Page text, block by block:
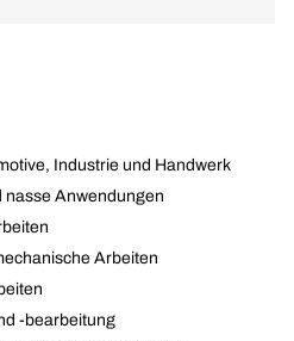
Industrie und Handwerk
nasse Anwendungen
Arbeiten
‑bearbeitung